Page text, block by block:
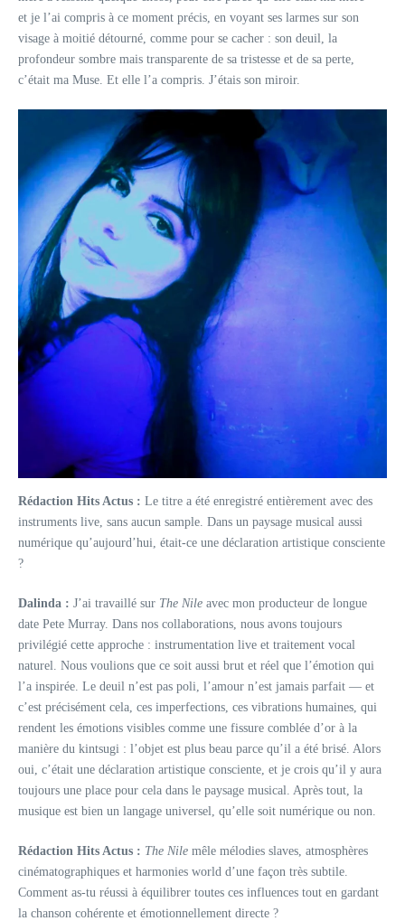
et je l’ai compris à ce moment précis, en voyant ses larmes sur son
visage à moitié détourné, comme pour se cacher : son deuil, la
profondeur sombre mais transparente de sa tristesse et de sa perte,
c’était ma Muse. Et elle l’a compris. J’étais son miroir.
Rédaction Hits Actus : Le titre a été enregistré entièrement avec des
instruments live, sans aucun sample. Dans un paysage musical aussi
numérique qu’aujourd’hui, était-ce une déclaration artistique consciente
?
Dalinda : J’ai travaillé sur The Nile avec mon producteur de longue
date Pete Murray. Dans nos collaborations, nous avons toujours
privilégié cette approche : instrumentation live et traitement vocal
naturel. Nous voulions que ce soit aussi brut et réel que l’émotion qui
l’a inspirée. Le deuil n’est pas poli, l’amour n’est jamais parfait — et
c’est précisément cela, ces imperfections, ces vibrations humaines, qui
rendent les émotions visibles comme une fissure comblée d’or à la
manière du kintsugi : l’objet est plus beau parce qu’il a été brisé. Alors
oui, c’était une déclaration artistique consciente, et je crois qu’il y aura
toujours une place pour cela dans le paysage musical. Après tout, la
musique est bien un langage universel, qu’elle soit numérique ou non.
Rédaction Hits Actus : The Nile mêle mélodies slaves, atmosphères
cinématographiques et harmonies world d’une façon très subtile.
Comment as-tu réussi à équilibrer toutes ces influences tout en gardant
la chanson cohérente et émotionnellement directe ?